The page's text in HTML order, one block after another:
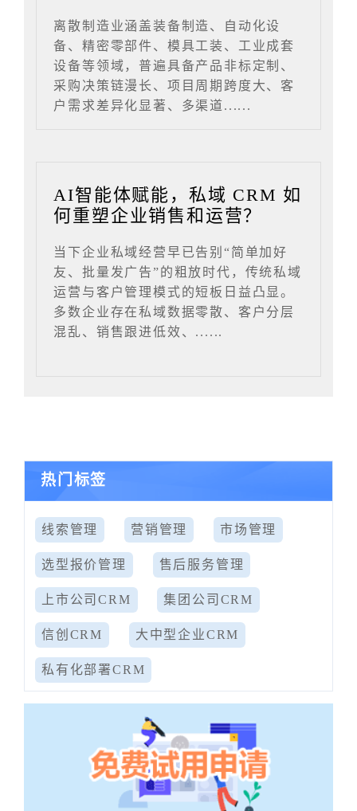
离散制造业涵盖装备制造、自动化设
备、精密零部件、模具工装、工业成套
设备等领域，普遍具备产品非标定制、
采购决策链漫长、项目周期跨度大、客
户需求差异化显著、多渠道......
AI智能体赋能，私域 CRM 如
何重塑企业销售和运营？
当下企业私域经营早已告别“简单加好
友、批量发广告”的粗放时代，传统私域
运营与客户管理模式的短板日益凸显。
多数企业存在私域数据零散、客户分层
混乱、销售跟进低效、......
热门标签
线索管理 营销管理 市场管理
选型报价管理 售后服务管理
上市公司CRM 集团公司CRM
信创CRM 大中型企业CRM
私有化部署CRM